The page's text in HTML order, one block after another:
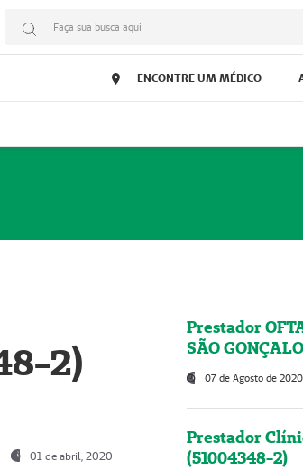
Faça sua busca aqui
ENCONTRE UM MÉDICO
2)
01 de abril, 2020
Prestador
SÃO
07 de Agosto de 2020
Prestador
(51004348-2)